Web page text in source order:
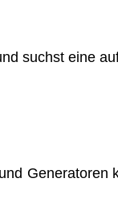
suchst eine
Generatoren